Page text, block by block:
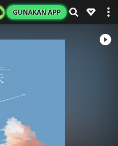
GUNAKAN APP